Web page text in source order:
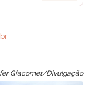
Giacomet/Divulgação